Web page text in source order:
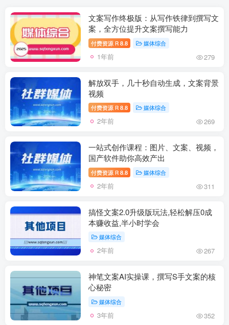
文案写作终极版：从写作铁律到撰写文
案，全方位提升文案撰写能力
付费资源 R 8.8 媒体综合
1年前 279
解放双手，几十秒自动生成，文案背景
视频
付费资源 R 8.8 媒体综合
2年前 269
一站式创作课程：图片、文案、视频，
国产软件助你高效产出
付费资源 R 8.8 媒体综合
2年前 311
搞怪文案2.0升级版玩法,轻松解压0成
本赚收益,半小时学会
媒体综合
2年前 267
神笔文案AI实操课，撰写S手文案的核
心秘密
媒体综合
3年前 352